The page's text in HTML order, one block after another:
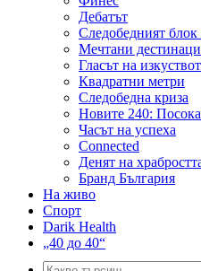
Дебатът
Следобедният
Мечтани
Гласът на
Квадратни метри
Следобедна криза
Новите 240:
Часът на успеха
Connected
Денят на
Бранд България
На живо
Спорт
Darik Health
„40 до 40“